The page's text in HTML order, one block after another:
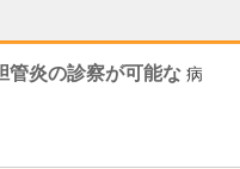
管炎の診察が可能な 病